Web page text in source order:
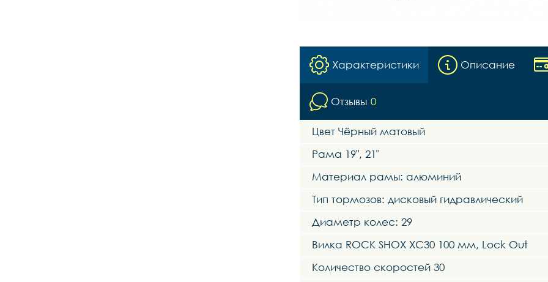
Характеристики Описание
Отзывы 0
Цвет Чёрный матовый
Рама 19", 21"
Материал рамы: алюминий
Тип тормозов: дисковый гидравлический
Диаметр колес: 29
Вилка ROCK SHOX XC30 100 мм, Lock Out
Количество скоростей 30